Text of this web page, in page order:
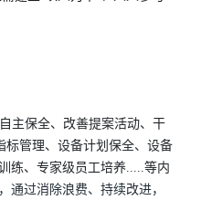
主保全、改善提案活动、干
标管理、设备计划保全、设备
练、专家级员工培养.....等内
通过消除浪费、持续改进，